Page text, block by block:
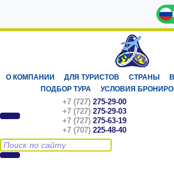
О КОМПАНИИ ДЛЯ ТУРИСТОВ СТРАНЫ
ПОДБОР ТУРА
УСЛОВИЯ
+7 (727) 275-29-00
+7 (727) 275-29-03
+7 (727) 275-63-19
+7 (707) 225-48-40